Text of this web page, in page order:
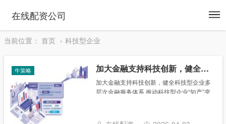
在线配资公司
当前位置： 首页 科技型企业
牛策略 加大金融支持科技创新，健全科技型企业多层次金融服务体系
加大金融支持科技创新，健全科技型企业多
层次金融服务体系 推动科技型企业“知产”变
作会议，明确将进一步加大对科技创新的